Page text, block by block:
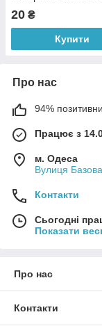
Помаранчевий
20 ₴
Купити
Про нас
94%
Працює з
м. Одеса
Вулиця
Контакти
Сьогодні
Показати
Про нас
Контакти